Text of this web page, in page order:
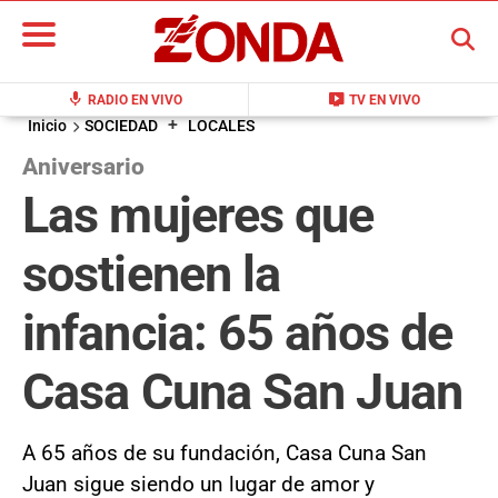
mic RADIO EN VIVO live_tv TV EN VIVO
BUSCAR
Inicio SOCIEDAD + LOCALES
Aniversario
Las mujeres que
sostienen la
infancia: 65 años de
Casa Cuna San Juan
A 65 años de su fundación, Casa Cuna San
Juan sigue siendo un lugar de amor y